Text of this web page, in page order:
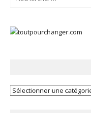
Catégories